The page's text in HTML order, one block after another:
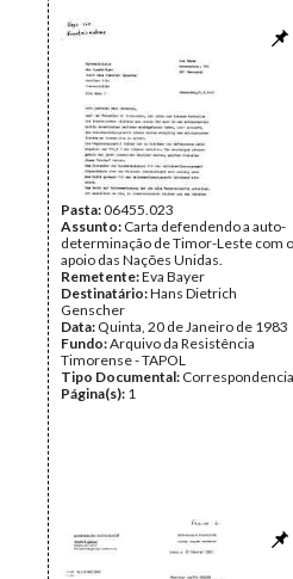
Pasta:06455.023
Assunto: Carta defendendo a auto-
determinação de Timor-Leste com o
apoio das Nações Unidas.
Remetente:Eva Bayer
Destinatário:Hans Dietrich
Genscher
Data: Quinta, 20 de Janeiro de 1983
Fundo:Arquivo da Resistência
Timorense - TAPOL
Tipo Documental: Correspondencia
Página(s): 1